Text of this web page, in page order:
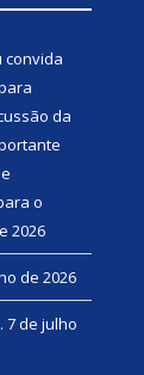
convida
da
o
2026
de 2026
7 de julho